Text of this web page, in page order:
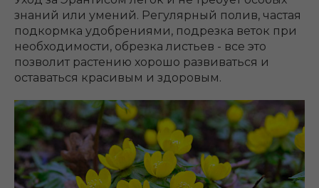
знаний или умений. Регулярный полив, частая
подкормка удобрениями, подрезка веток при
необходимости, обрезка листьев - все это
позволит растению хорошо развиваться и
оставаться красивым и здоровым.